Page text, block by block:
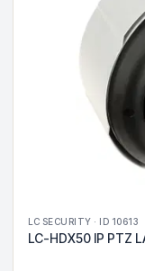
LC SECURITY · ID 10613
LC-HDX50 IP PTZ